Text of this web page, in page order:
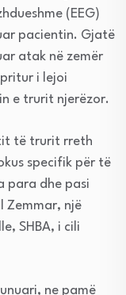
(EEG)
pacientin. Gjatë
atak në zemër
i lejoi
e trurit njerëzor.
të trurit rreth
specifik për të
para dhe pasi
Zemmar, një
SHBA, i cili
ne pamë